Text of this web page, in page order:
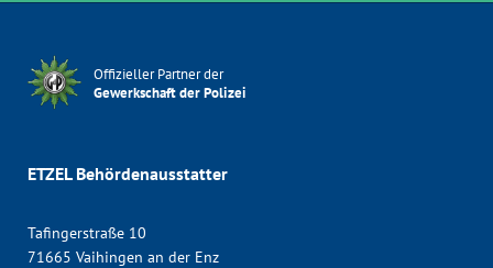
Offizieller Partner der
Gewerkschaft der Polizei
ETZEL Behördenausstatter
Tafingerstraße 10
71665 Vaihingen an der Enz